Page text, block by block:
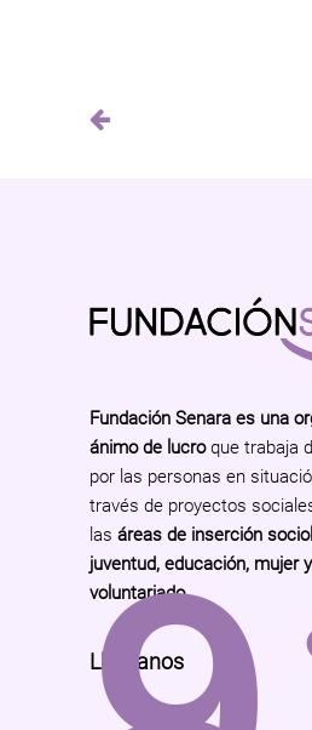
Fundación Senara es una
ánimo de lucroque trabaja
por las personas en
través de proyectos
las áreas de inserción
juventud, educación, mujer
voluntariado.
Llámanos